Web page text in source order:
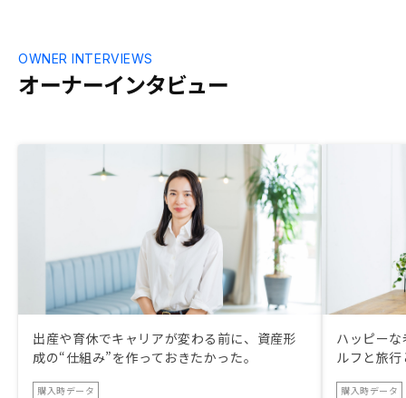
オーナーインタビュー
OWNER INTERVIEWS
出産や育休でキャリアが変わる前に、資産形
成の“仕組み”を作っておきたかった。
購入時データ
ハッピー
ルフと旅
購入時データ